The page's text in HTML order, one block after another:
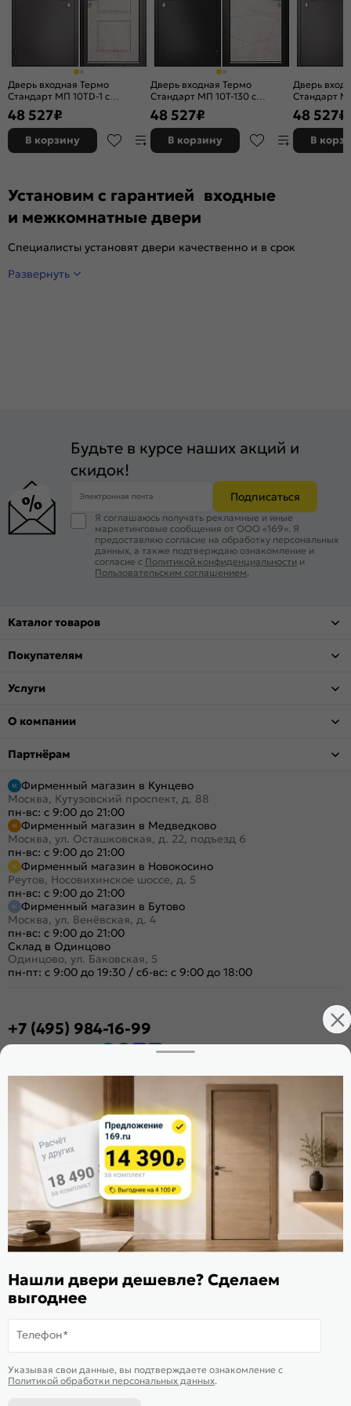
В корзину-30 024 ₽ Купить в 1 клик
Дверь входная Термо
Стандарт МП 10TD-1 с
терморазрывом Шоколад
букле/Бетон бежевый, 2
замка, с ночной задвижкой
48 527₽
В корзину
Дверь входная Термо
Стандарт МП 10T-130 с
терморазрывом Антрацит
букле/Бетон бежевый, 2
замка, с ночной задвижкой
48 527₽
В корзину
Дверь
Стандарт
букле/
замка, с
48 527₽
В
Установим с гарантией входные
и межкомнатные двери
Специалисты установят двери качественно и в срок
Развернуть
Будьте в курсе наших акций и
скидок!
Электронная почта Подписаться
Я соглашаюсь получать рекламные и иные
маркетинговые сообщения от ООО «169». Я
предоставляю согласие на обработку персональных
данных, а также подтверждаю ознакомление и
согласие с Политикой конфиденциальности и
Пользовательским соглашением
Каталог товаров
Покупателям
Услуги
О компании
Партнёрам
Фирменный магазин в Кунцево
Москва, Кутузовский проспект, д. 88
пн-вс: с 9:00 до 21:00
Фирменный магазин в Медведково
Москва, ул. Осташковская, д. 22, подъезд 6
пн-вс: с 9:00 до 21:00
Фирменный магазин в Новокосино
Реутов, Носовихинское шоссе, д. 5
пн-вс: с 9:00 до 21:00
Фирменный магазин в Бутово
Москва, ул. Венёвская, д. 4
пн-вс: с 9:00 до 21:00
Склад в Одинцово
Одинцово, ул. Баковская, 5
пн-пт: с 9:00 до 19:30 / сб-вс: с 9:00 до 18:00
+7 (495) 984-16-99
Стать дилером
Расскажите о нас
Поделиться
Оцените магазин
ИКС 1340
© 2010—2026 Склад Дверей 169.RU
Пользовательское соглашение
Политика обработки персональных данных
Нашли двери дешевле? Сделаем
выгоднее
Телефон*
Указывая свои данные, вы подтверждаете ознакомление c
Политикой обработки персональных данных.